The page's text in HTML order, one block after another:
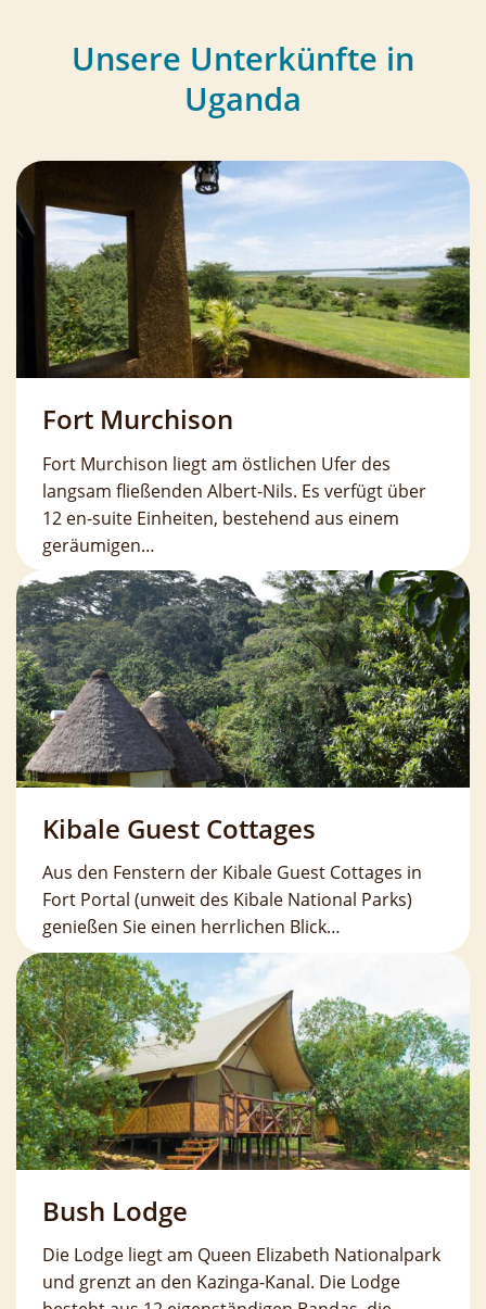
Unsere Unterkünfte in
Uganda
Fort Murchison
Fort Murchison liegt am östlichen Ufer des
langsam fließenden Albert-Nils. Es verfügt über
12 en-suite Einheiten, bestehend aus einem
geräumigen…
Kibale Guest Cottages
Aus den Fenstern der Kibale Guest Cottages in
Fort Portal (unweit des Kibale National Parks)
genießen Sie einen herrlichen Blick…
Bush Lodge
Die Lodge liegt am Queen Elizabeth Nationalpark
und grenzt an den Kazinga-Kanal. Die Lodge